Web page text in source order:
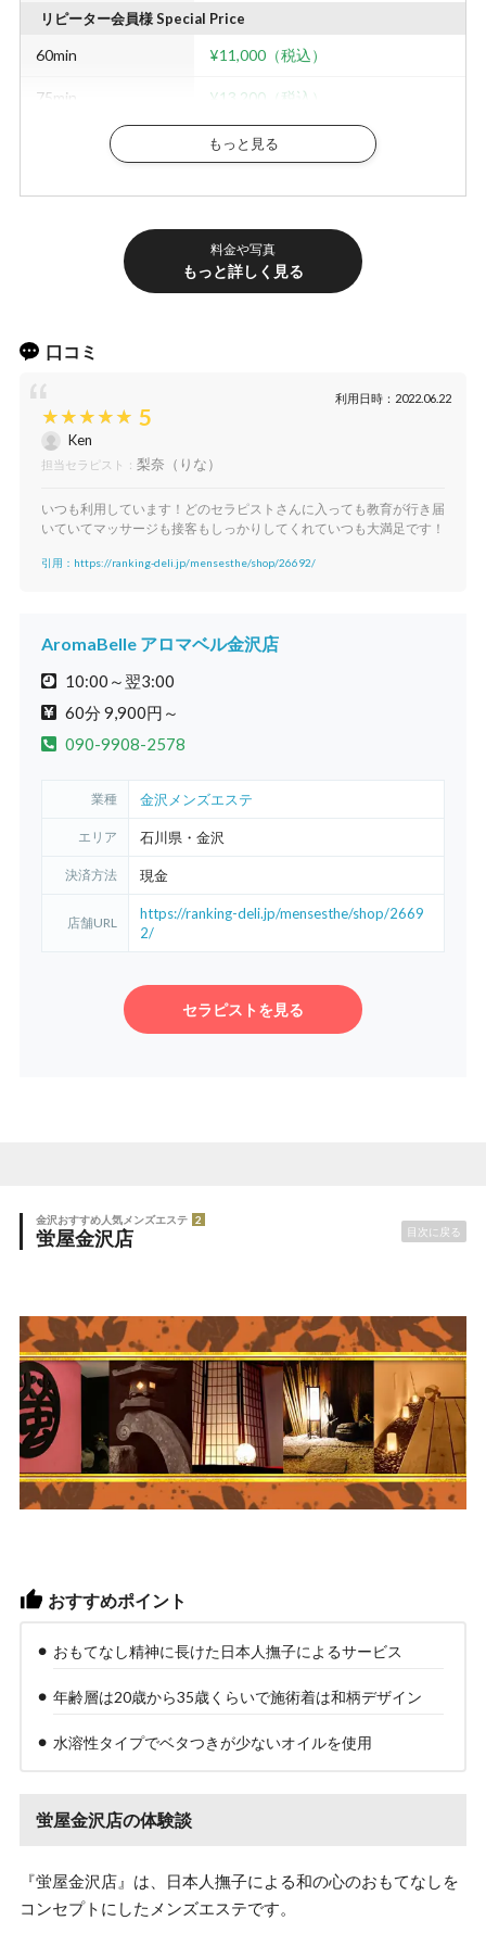
リピーター会員様 Special Price
60min ¥11,000（税込）
75min ¥13,200（税込）
¥16,500（税込）
¥4,400（税込）
¥1,100（税込）
出張費
ひげ脱毛
VIO脱毛
ご予約のキャンセル
前日まで 0円
¥0
¥1,100（税込）
もっと見る
料金や写真
もっと詳しく見る
口コミ
5
Ken
担当セラピスト： 梨奈（りな）
利用日時：2022.06.22
いつも利用しています！どのセラピストさんに入っても教育が行き届
いていてマッサージも接客もしっかりしてくれていつも大満足です！
引用：https://ranking-deli.jp/mensesthe/shop/26692/
AromaBelle アロマベル金沢店
10:00～翌3:00
60分 9,900円～
090-9908-2578
業種 金沢メンズエステ
エリア 石川県・金沢
決済方法 現金
店舗URL
https://ranking-deli.jp/mensesthe/shop/2669
2/
セラピストを見る
金沢おすすめ人気メンズエステ 2
蛍屋金沢店 目次に戻る
おすすめポイント
おもてなし精神に長けた日本人撫子によるサービス
年齢層は20歳から35歳くらいで施術着は和柄デザイン
水溶性タイプでベタつきが少ないオイルを使用
蛍屋金沢店の体験談
『蛍屋金沢店』は、日本人撫子による和の心のおもてなしを
コンセプトにしたメンズエステです。